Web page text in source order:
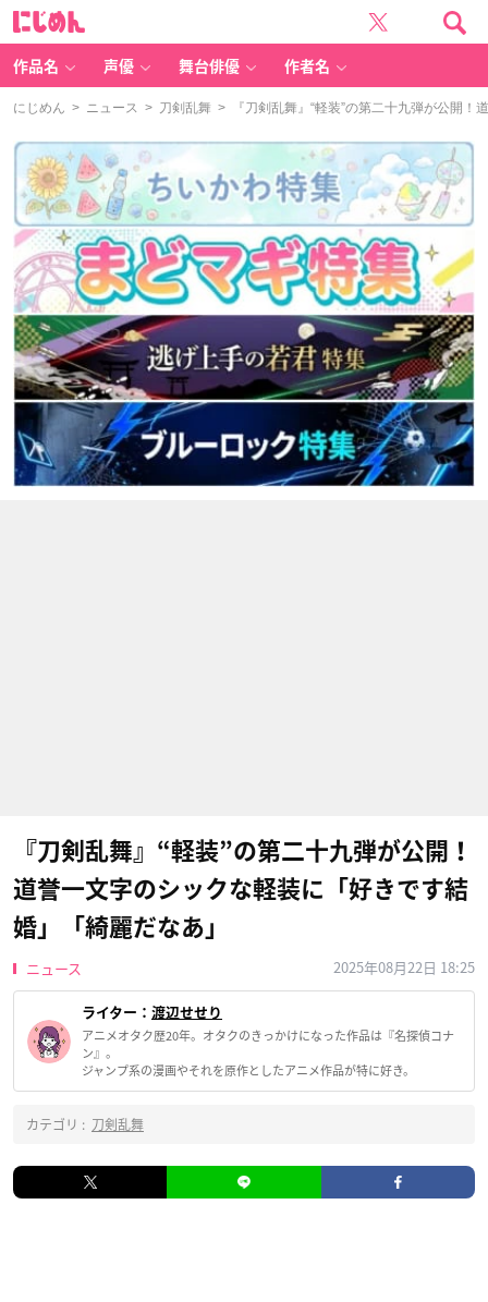
作品名 声優 舞台俳優 作者名
にじめん > ニュース > 刀剣乱舞 > 『刀剣乱舞』“軽装”の第二十九弾が公開！
『刀剣乱舞』“軽装”の第二十九弾が公開！
道誉一文字のシックな軽装に「好きです結
婚」「綺麗だなあ」
ニュース 2025年08月22日 18:25
ライター： 渡辺せせり
アニメオタク歴20年。オタクのきっかけになった作品は『名探偵コナ
ン』。
ジャンプ系の漫画やそれを原作としたアニメ作品が特に好き。
カテゴリ : 刀剣乱舞